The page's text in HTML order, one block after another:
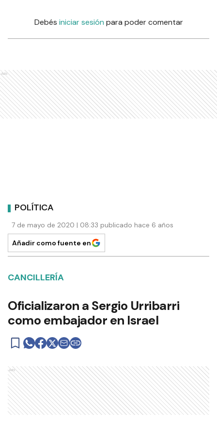
Debés iniciar sesión para poder comentar
Ads
POLÍTICA
7 de mayo de 2020 | 08:33 publicado hace 6 años
Añadir como fuente en
CANCILLERÍA
Oficializaron a Sergio Urribarri
como embajador en Israel
Ads